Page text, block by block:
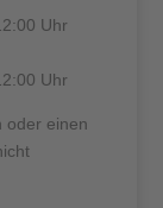
Uhr
Uhr
oder einen